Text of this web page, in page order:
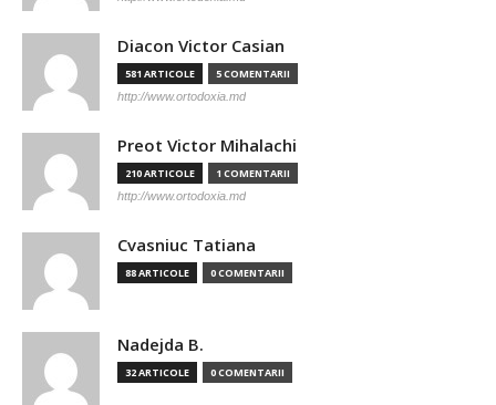
Diacon Victor Casian
581 ARTICOLE 5 COMENTARII
http://www.ortodoxia.md
Preot Victor Mihalachi
210 ARTICOLE 1 COMENTARII
http://www.ortodoxia.md
Cvasniuc Tatiana
88 ARTICOLE 0 COMENTARII
Nadejda B.
32 ARTICOLE 0 COMENTARII